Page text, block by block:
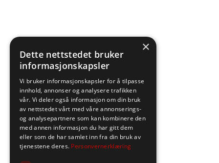
×
Dette nettstedet bruker
informasjonskapsler
Vi bruker informasjonskapsler for å tilpasse
innhold, annonser og analysere trafikken
vår. Vi deler også informasjon om din bruk
av nettstedet vårt med våre annonserings-
og analysepartnere som kan kombinere den
med annen informasjon du har gitt dem
eller som de har samlet inn fra din bruk av
tjenestene deres. Personvernerklæring